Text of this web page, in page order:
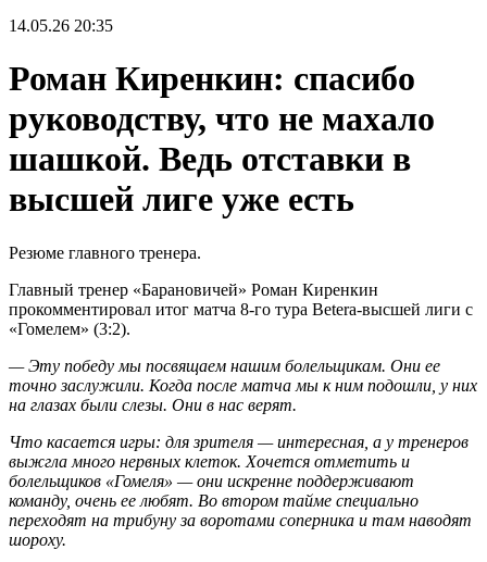
14.05.26 20:35
Роман Киренкин: спасибо
руководству, что не махало
шашкой. Ведь отставки в
высшей лиге уже есть
Резюме главного тренера.
Главный тренер «Барановичей» Роман Киренкин
прокомментировал итог матча 8-го тура Betera-высшей лиги с
«Гомелем» (3:2).
— Эту победу мы посвящаем нашим болельщикам. Они ее
точно заслужили. Когда после матча мы к ним подошли, у них
на глазах были слезы. Они в нас верят.
Что касается игры: для зрителя — интересная, а у тренеров
выжгла много нервных клеток. Хочется отметить и
болельщиков «Гомеля» — они искренне поддерживают
команду, очень ее любят. Во втором тайме специально
переходят на трибуну за воротами соперника и там наводят
шороху.